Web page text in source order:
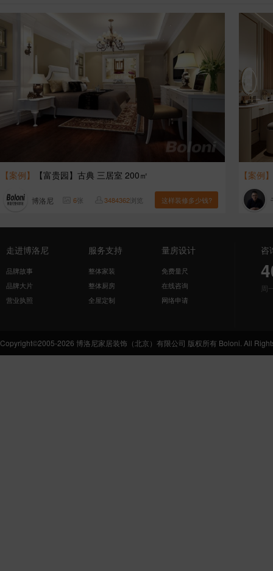
【案例】 【富贵园】古典 三居室 200㎡
博洛尼 6张 3484362浏览 这样装修多少钱?
【案例】
走进博洛尼
品牌故事
品牌大片
营业执照
服务支持
整体家装
整体厨房
全屋定制
量房设计
免费量尺
在线咨询
网络申请
咨
周
Copyright©2005-2026 博洛尼家居装饰（北京）有限公司 版权所有 Boloni. All